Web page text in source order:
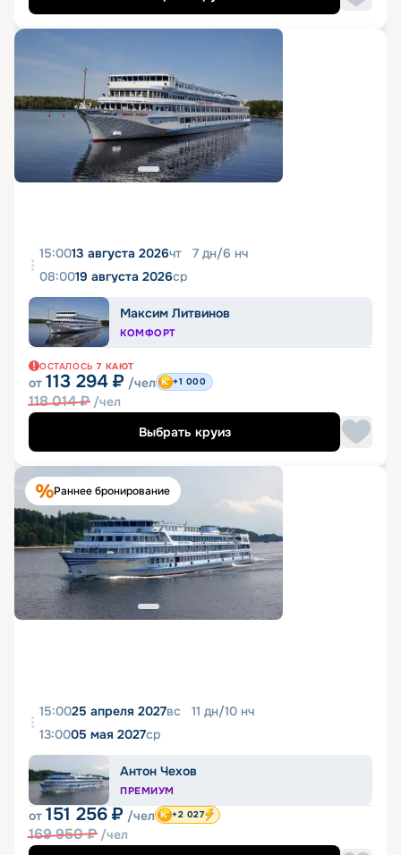
15:0013 августа 2026чт 7 дн/6 нч
08:0019 августа 2026ср
Максим Литвинов
КОМФОРТ
ОСТАЛОСЬ 7 КАЮТ
от 113 294 ₽ /чел
118 014₽ /чел
+1 000
Выбрать круиз
Раннее бронирование
15:0025 апреля 2027вс 11 дн/10 нч
13:0005 мая 2027ср
Антон Чехов
ПРЕМИУМ
от 151 256 ₽ /чел
169 950₽ /чел
+2 027